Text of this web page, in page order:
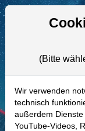
A3DQXS |
Realtime-
-
(Bitte
Wir verwenden
technisch
außerdem
YouTube-Videos,